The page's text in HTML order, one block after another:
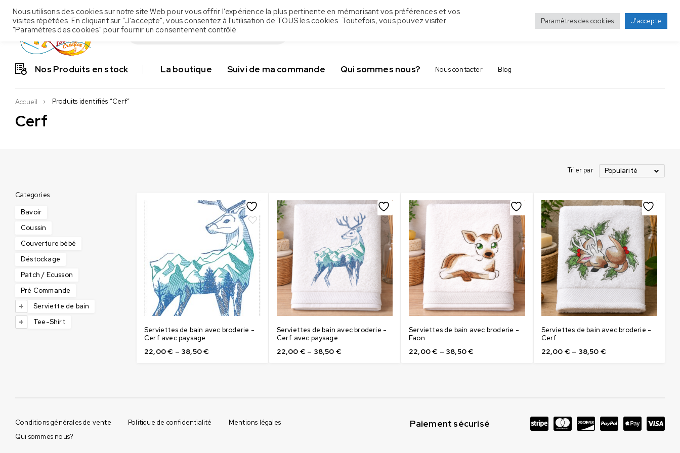
Nos Produits en stock La boutique Suivi de ma commande Qui sommes nous? Nous contacter Blog
Cerf
Accueil Produits identifiés “Cerf”
Categories
Bavoir
Coussin
Couverture bébé
Déstockage
Patch / Ecusson
Pré Commande
Serviette de bain
Tee-Shirt
Trier par Popularité
Serviettes de bain avec broderie -
Cerf avec paysage
22,00€ – 38,50€
Serviettes de bain avec broderie -
Cerf avec paysage
22,00 €– 38,50 €
Serviettes de bain avec broderie -
Faon
22,00€ – 38,50€
Serviettes de bain avec broderie -
Cerf
22,00 €– 38,50 €
Conditions générales de vente Politique de confidentialité
Mentions légales
Qui sommes nous?
Paiement sécurisé
Nous utilisons des cookies sur notre site Web pour vous offrir l'expérience la plus pertinente en mémorisant vos préférences et vos
visites répétées. En cliquant sur "J'accepte", vous consentez à l'utilisation de TOUS les cookies. Toutefois, vous pouvez visiter
"Paramètres des cookies" pour fournir un consentement contrôlé.
Paramètres des cookies J'accepte